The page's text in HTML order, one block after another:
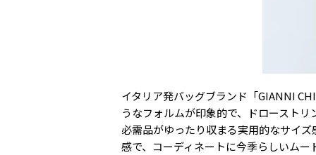
イタリア発バッグブランド「GIANNI
うなフォルムが印象的で、ドロースト
必需品がゆったり収まる実用的なサイ
感で、コーディネートに今季らしいム